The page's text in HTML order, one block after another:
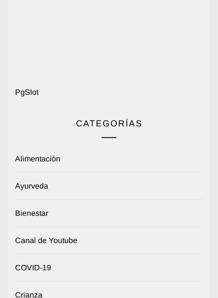
PgSlot
CATEGORÍAS
Alimentación
Ayurveda
Bienestar
Canal de Youtube
COVID-19
Crianza